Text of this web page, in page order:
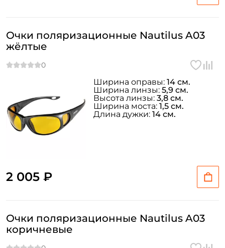
Очки поляризационные Nautilus A03
жёлтые
2 005 ₽
Ширина оправы: 14 см.
Ширина линзы: 5,9 см.
Высота линзы: 3,8 см.
Ширина моста: 1,5 см.
Длина дужки: 14 см.
Очки поляризационные Nautilus A03
коричневые